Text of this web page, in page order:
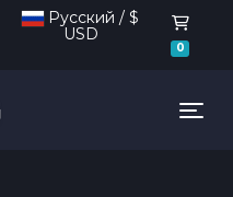
USD
0